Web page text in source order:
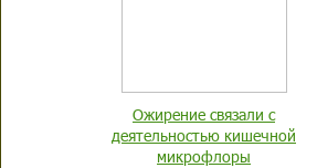
Ожирение связали с
деятельностью кишечной
микрофлоры